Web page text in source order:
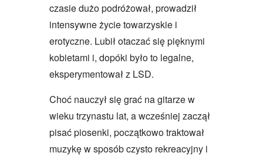
czasie dużo podróżował, prowadził
intensywne życie towarzyskie i
erotyczne. Lubił otaczać się pięknymi
kobietami i, dopóki było to legalne,
eksperymentował z LSD.
Choć nauczył się grać na gitarze w
wieku trzynastu lat, a wcześniej zaczął
pisać piosenki, początkowo traktował
muzykę w sposób czysto rekreacyjny i